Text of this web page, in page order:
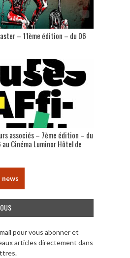
– 11ème édition – du 06
associés – 7ème édition – du
Cinéma Luminor Hôtel de
pour vous abonner et
articles directement dans